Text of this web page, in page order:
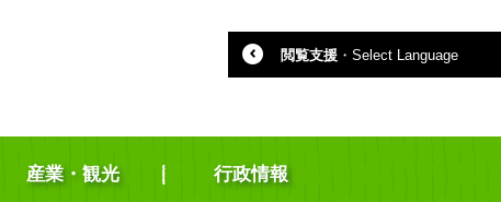
閲覧支援 ・ Select Language
産業・観光 行政情報